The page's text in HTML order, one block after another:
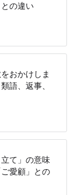
の違い
おかけしま
語、返事、
て」の意味
愛顧」との